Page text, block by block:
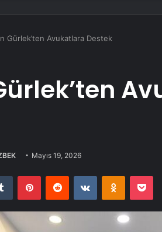
Gürlek’ten Avukatlara Destek
Mayıs 19, 2026
Tumblr PinterestReddit VKontakte